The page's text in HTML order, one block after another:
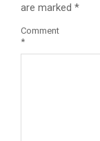
are marked *
Comment
*